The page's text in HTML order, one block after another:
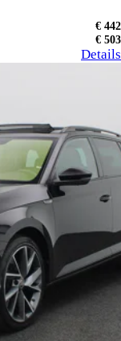
€ 442
€ 503
Details